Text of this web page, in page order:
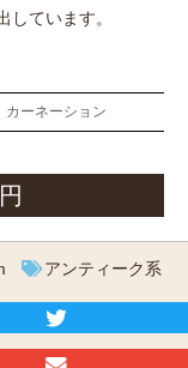
しています。
カーネーション
アンティーク系